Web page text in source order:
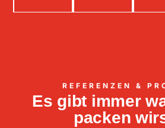
REFERENZEN &
Es gibt immer
packen